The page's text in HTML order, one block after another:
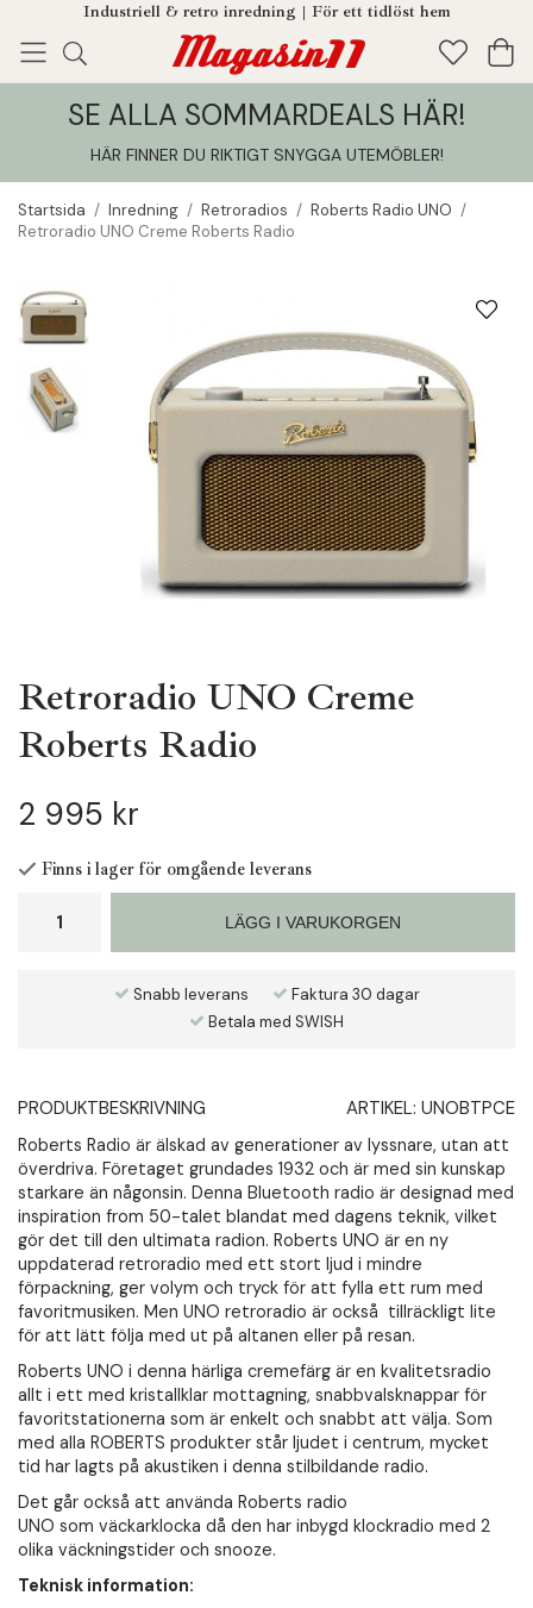
Industriell & retro inredning | För ett tidlöst hem
Enjoy! Tillagt i din varukorg
SE ALLA SOMMARDEALS HÄR!
HÄR FINNER DU RIKTIGT SNYGGA UTEMÖBLER!
Startsida / Inredning / Retroradios / Roberts Radio UNO /
Retroradio UNO Creme Roberts Radio
Retroradio UNO Creme
Roberts Radio
2 995 kr
Finns i lager för omgående leverans
LÄGG I VARUKORGEN
Snabb leverans
Faktura 30 dagar
Betala med SWISH
PRODUKTBESKRIVNING ARTIKEL: UNOBTPCE
Roberts Radio är älskad av generationer av lyssnare, utan att
överdriva. Företaget grundades 1932 och är med sin kunskap
starkare än någonsin. Denna Bluetooth radio är designad med
inspiration from 50-talet blandat med dagens teknik, vilket
gör det till den ultimata radion. Roberts UNO är en ny
uppdaterad retroradio med ett stort ljud i mindre
förpackning, ger volym och tryck för att fylla ett rum med
favoritmusiken. Men UNO retroradio är också tillräckligt lite
för att lätt följa med ut på altanen eller på resan.
Roberts UNO i denna härliga cremefärg är en kvalitetsradio
allt i ett med kristallklar mottagning, snabbvalsknappar för
favoritstationerna som är enkelt och snabbt att välja. Som
med alla ROBERTS produkter står ljudet i centrum, mycket
tid har lagts på akustiken i denna stilbildande radio.
Det går också att använda Roberts radio
UNO som väckarklocka då den har inbygd klockradio med 2
olika väckningstider och snooze.
Teknisk information: